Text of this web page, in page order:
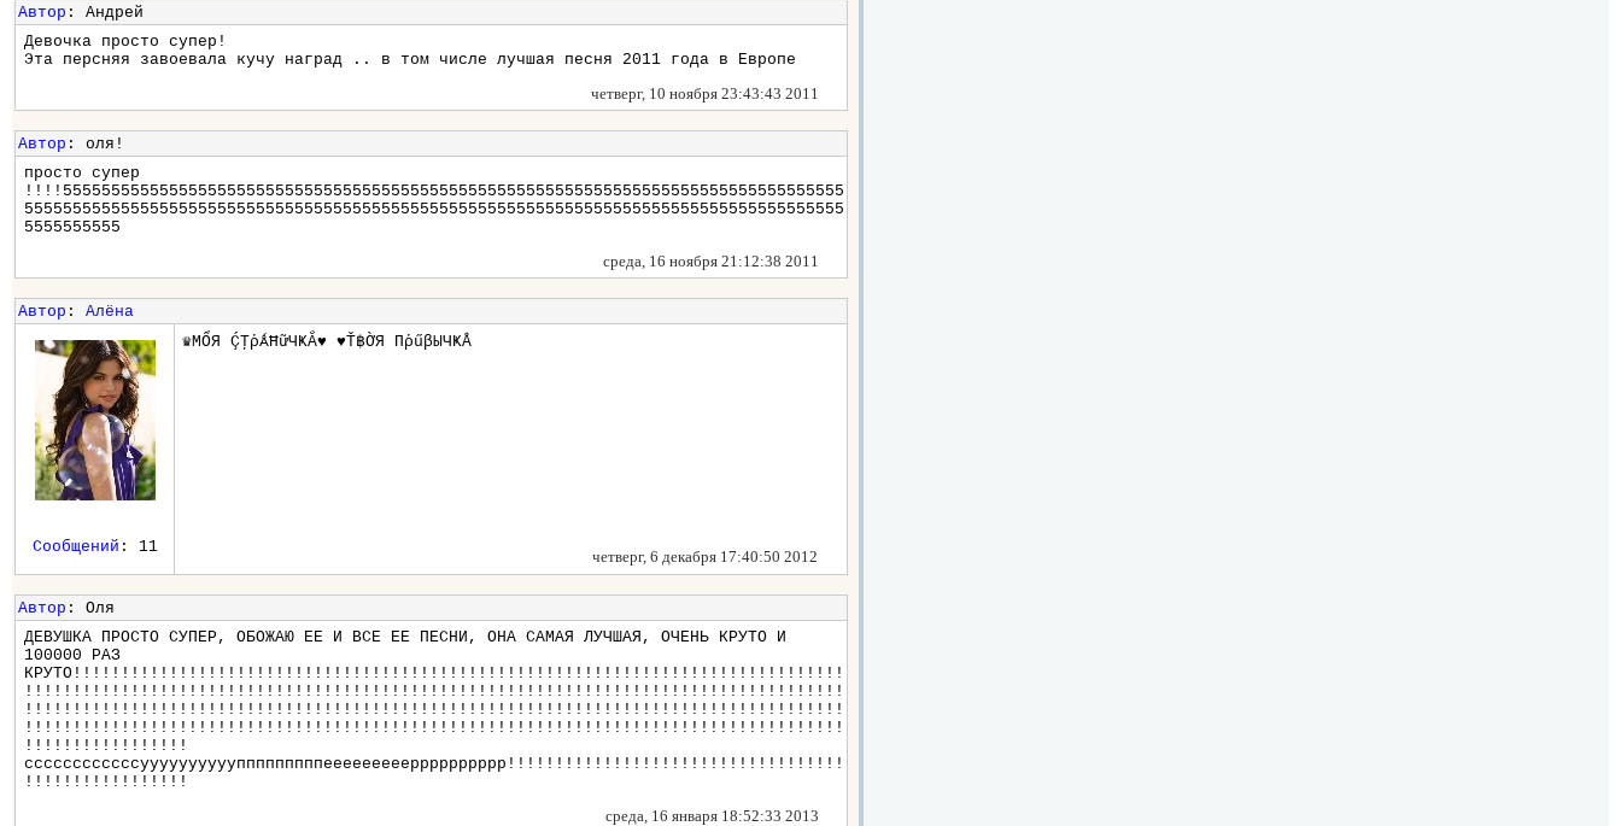
Автор : Андрей
Девочка просто супер!
Эта персняя завоевала кучу наград .. в том числе лучшая песня 2011 года в Европе
четверг, 10 ноября 23:43:43 2011
Автор : оля!
просто супер
!!!!555555555555555555555555555555555555555555555555555555555555555555555555555555555
5555555555555555555555555555555555555555555555555555555555555555555555555555555555555
5555555555
среда, 16 ноября 21:12:38 2011
Автор :Алёна
♛МỔЯ ḈŢῥǺĦữЧҜẮ♥ ♥Ť฿ỜЯ ПῥűβЫЧҜÅ
четверг, 6 декабря 17:40:50 2012
Сообщений : 11
Автор : Оля
ДЕВУШКА ПРОСТО СУПЕР, ОБОЖАЮ ЕЕ И ВСЕ ЕЕ ПЕСНИ, ОНА САМАЯ ЛУЧШАЯ, ОЧЕНЬ КРУТО И
100000 РАЗ
КРУТО!!!!!!!!!!!!!!!!!!!!!!!!!!!!!!!!!!!!!!!!!!!!!!!!!!!!!!!!!!!!!!!!!!!!!!!!!!!!!!!!
!!!!!!!!!!!!!!!!!!!!!!!!!!!!!!!!!!!!!!!!!!!!!!!!!!!!!!!!!!!!!!!!!!!!!!!!!!!!!!!!!!!!!
!!!!!!!!!!!!!!!!!!!!!!!!!!!!!!!!!!!!!!!!!!!!!!!!!!!!!!!!!!!!!!!!!!!!!!!!!!!!!!!!!!!!!
!!!!!!!!!!!!!!!!!!!!!!!!!!!!!!!!!!!!!!!!!!!!!!!!!!!!!!!!!!!!!!!!!!!!!!!!!!!!!!!!!!!!!
!!!!!!!!!!!!!!!!!
ссссссссссссуууууууууупппппппппееееееееерррррррррр!!!!!!!!!!!!!!!!!!!!!!!!!!!!!!!!!!!
!!!!!!!!!!!!!!!!!
среда, 16 января 18:52:33 2013